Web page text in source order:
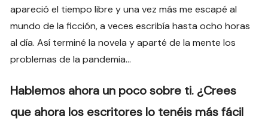
apareció el tiempo libre y una vez más me escapé al
mundo de la ficción, a veces escribía hasta ocho horas
al día. Así terminé la novela y aparté de la mente los
problemas de la pandemia…
Hablemos ahora un poco sobre ti. ¿Crees
que ahora los escritores lo tenéis más fácil